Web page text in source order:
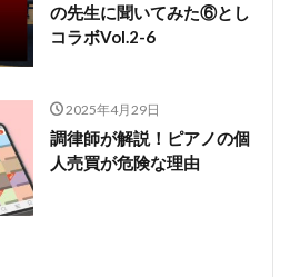
の先生に聞いてみた⑥とし
コラボVol.2-6
2025年4月29日
調律師が解説！ピアノの個
人売買が危険な理由